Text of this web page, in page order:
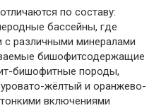
по составу:
бассейны, где
с различными минералами
бишофитсодержащие
бишофитные породы,
жёлтый и оранжево-
включениями